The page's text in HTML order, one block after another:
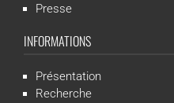
Presse
INFORMATIONS
Présentation
Recherche